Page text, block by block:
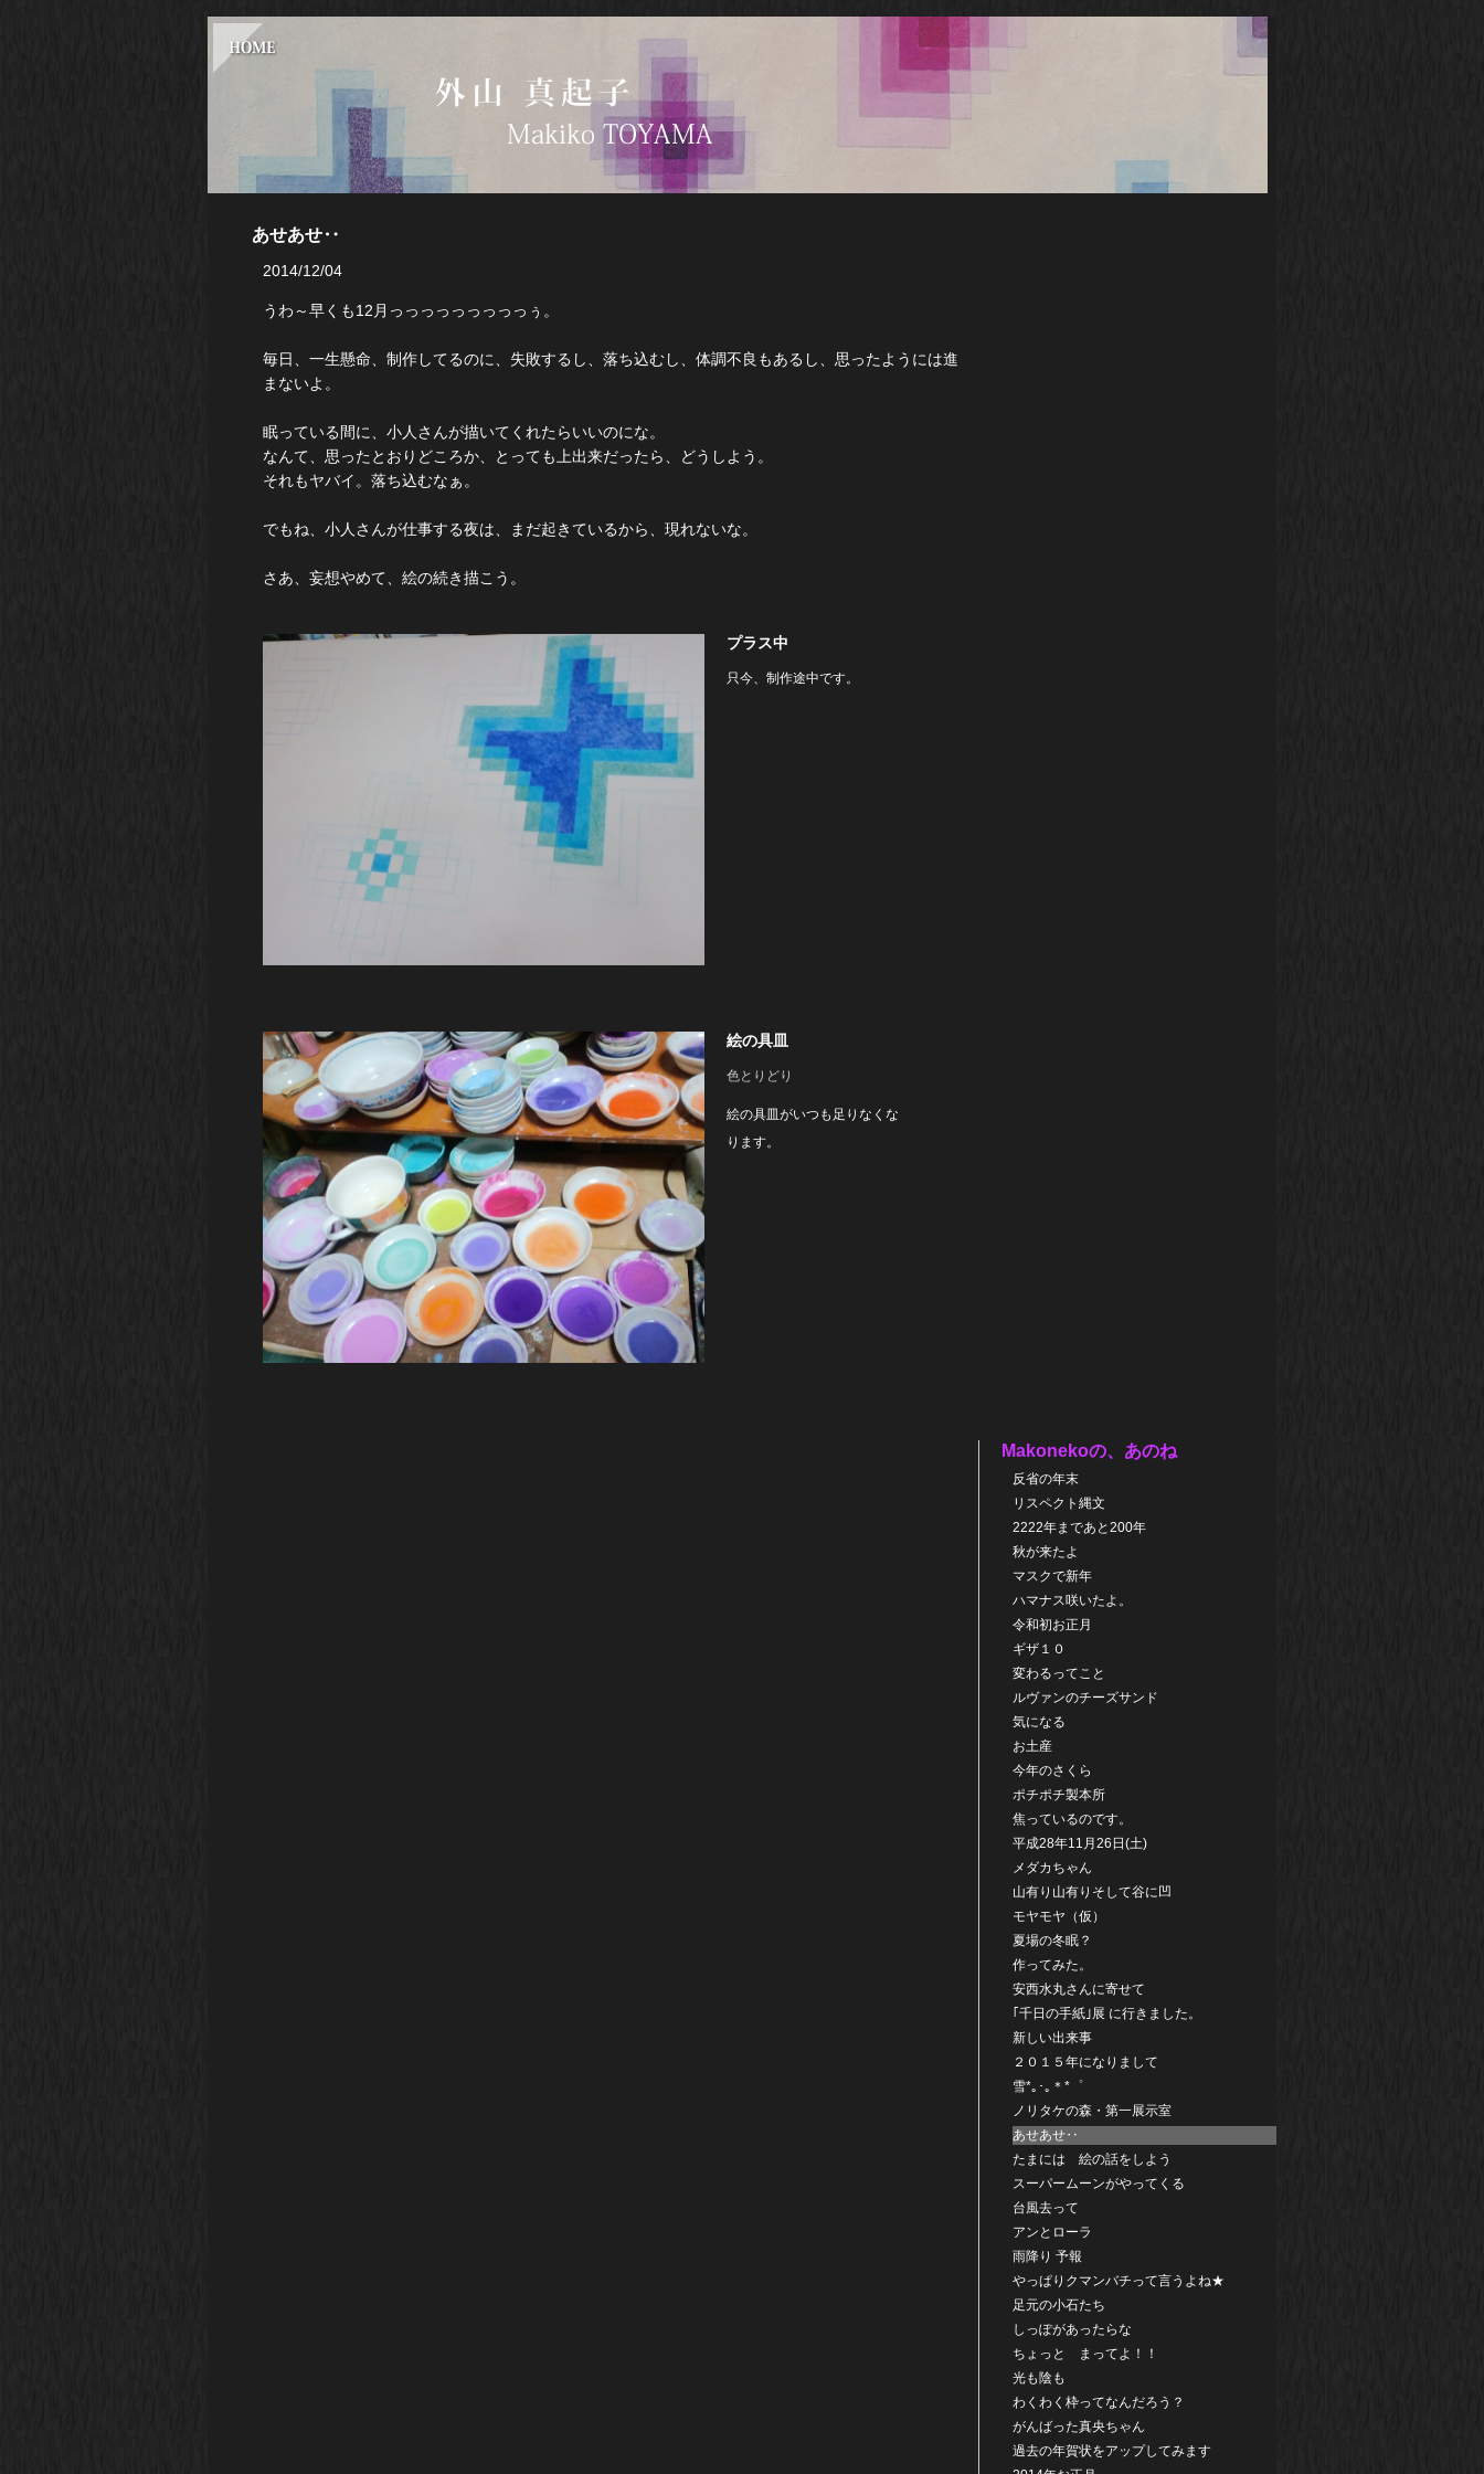
あせあせ‥
2014/12/04
うわ～早くも12月っっっっっっっっっぅ。
毎日、一生懸命、制作してるのに、失敗するし、落ち込むし、体調不良もあるし、思ったようには進
まないよ。
眠っている間に、小人さんが描いてくれたらいいのにな。
なんて、思ったとおりどころか、とっても上出来だったら、どうしよう。
それもヤバイ。落ち込むなぁ。
でもね、小人さんが仕事する夜は、まだ起きているから、現れないな。
さあ、妄想やめて、絵の続き描こう。
プラス中
只今、制作途中です。
絵の具皿
色とりどり
絵の具皿がいつも足りなくな
ります。
Makonekoの、あのね
反省の年末
リスペクト縄文
2222年まであと200年
秋が来たよ
マスクで新年
ハマナス咲いたよ。
令和初お正月
ギザ１０
変わるってこと
ルヴァンのチーズサンド
気になる
お土産
今年のさくら
ポチポチ製本所
焦っているのです。
平成28年11月26日(土)
メダカちゃん
山有り山有りそして谷に凹
モヤモヤ（仮）
夏場の冬眠？
作ってみた。
安西水丸さんに寄せて
｢千日の手紙｣展 に行きました。
新しい出来事
２０１５年になりまして
雪*｡･｡＊*゜
ノリタケの森・第一展示室
あせあせ‥
たまには 絵の話をしよう
スーパームーンがやってくる
台風去って
アンとローラ
雨降り 予報
やっぱりクマンバチって言うよね★
足元の小石たち
しっぽがあったらな
ちょっと まってよ！！
光も陰も
わくわく枠ってなんだろう？
がんばった真央ちゃん
過去の年賀状をアップしてみます